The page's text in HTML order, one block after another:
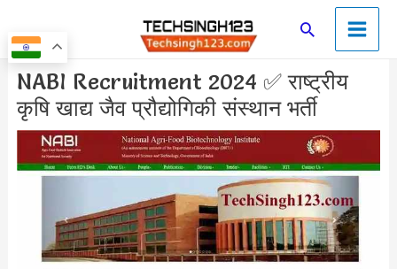
to
content
SearchMain
Menu
NABI Recruitment 2024 ✅ राष्ट्रीय
कृषि खाद्य जैव प्रौद्योगिकी संस्थान भर्ती
Post
navigation